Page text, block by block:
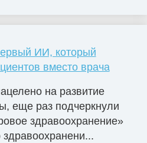
ИИ, который
вместо врача
на развитие
еще раз подчеркнули
здравоохранение»